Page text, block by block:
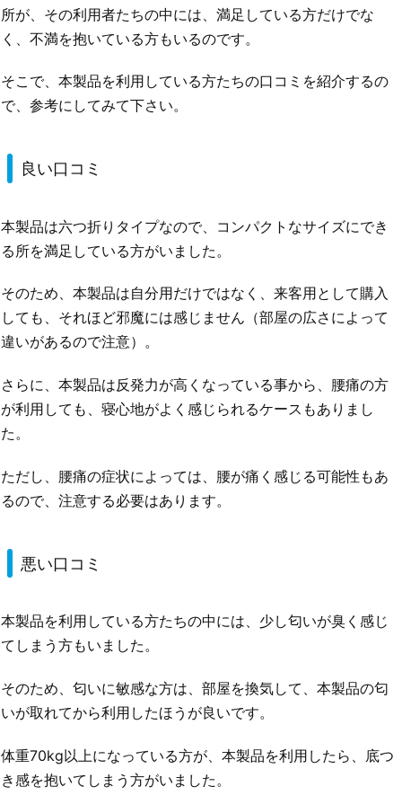
所が、その利用者たちの中には、満足している方だけでな
く、不満を抱いている方もいるのです。
そこで、本製品を利用している方たちの口コミを紹介するの
で、参考にしてみて下さい。
良い口コミ
本製品は六つ折りタイプなので、コンパクトなサイズにでき
る所を満足している方がいました。
そのため、本製品は自分用だけではなく、来客用として購入
しても、それほど邪魔には感じません（部屋の広さによって
違いがあるので注意）。
さらに、本製品は反発力が高くなっている事から、腰痛の方
が利用しても、寝心地がよく感じられるケースもありまし
た。
ただし、腰痛の症状によっては、腰が痛く感じる可能性もあ
るので、注意する必要はあります。
悪い口コミ
本製品を利用している方たちの中には、少し匂いが臭く感じ
てしまう方もいました。
そのため、匂いに敏感な方は、部屋を換気して、本製品の匂
いが取れてから利用したほうが良いです。
体重70kg以上になっている方が、本製品を利用したら、底つ
き感を抱いてしまう方がいました。